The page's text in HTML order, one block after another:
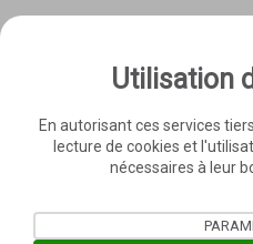
Utilisation
En autorisant ces services
lecture de cookies et
nécessaires à leur